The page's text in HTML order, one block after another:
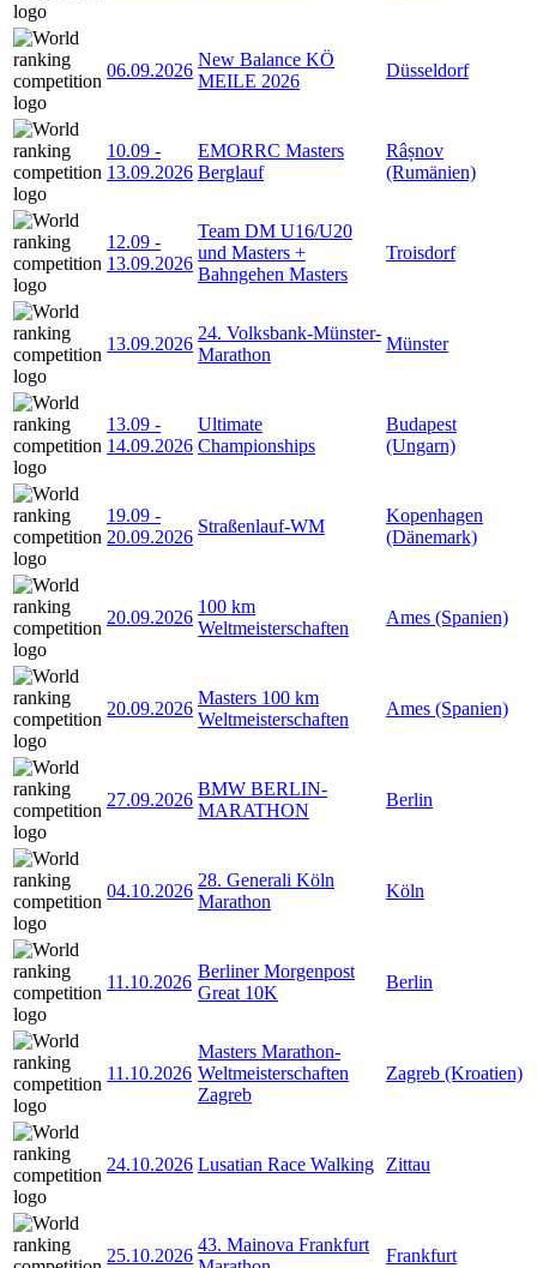
06.09.2026
New Balance KÖ
MEILE 2026
Düsseldorf
10.09 -
13.09.2026
EMORRC Masters
Berglauf
Râșnov
(Rumänien)
12.09 -
13.09.2026
Team DM U16/U20
und Masters +
Bahngehen Masters
Troisdorf
13.09.2026
24. Volksbank-Münster-
Marathon
Münster
13.09 -
14.09.2026
Ultimate
Championships
Budapest
(Ungarn)
19.09 -
20.09.2026
Straßenlauf-WM
Kopenhagen
(Dänemark)
20.09.2026
100 km
Weltmeisterschaften
Ames (Spanien)
20.09.2026
Masters 100 km
Weltmeisterschaften
Ames (Spanien)
27.09.2026
BMW BERLIN-
MARATHON
Berlin
04.10.2026
28. Generali Köln
Marathon
Köln
11.10.2026
Berliner Morgenpost
Great 10K
Berlin
11.10.2026
Masters Marathon-
Weltmeisterschaften
Zagreb
Zagreb (Kroatien)
24.10.2026 Lusatian Race Walking Zittau
25.10.2026
43. Mainova Frankfurt
Frankfurt